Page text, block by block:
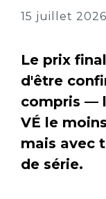
15 juillet 2026
Le prix
d'être
compris —
VÉ le
mais avec
de série.